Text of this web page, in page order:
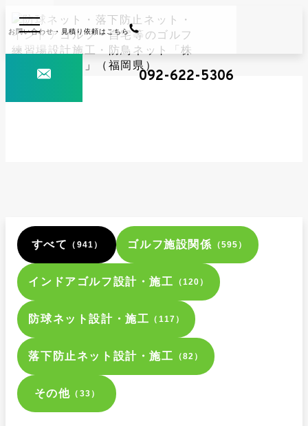
お問い合わせ・見積り依頼はこちら
092-622-5306
ゴルフ練習場
すべて （941） ゴルフ施設関係 （595）
インドアゴルフ設計・施工 （120）
防球ネット設計・施工 （117）
落下防止ネット設計・施工 （82）
その他 （33）